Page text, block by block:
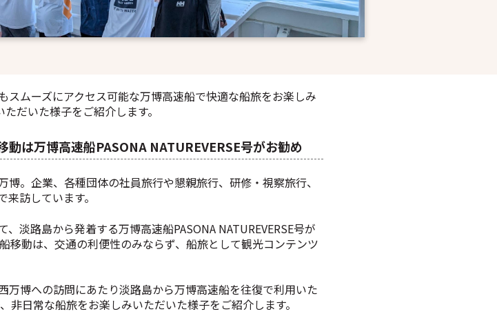
ムーズにアクセス可能な万博高速船で快適な船旅をお楽しみ
だいた様子をご紹介します。
は万博高速船PASONA NATUREVERSE号がお勧め
博。企業、各種団体の社員旅行や懇親旅行、研修・視察旅行、
訪しています。
淡路島から発着する万博高速船PASONA NATUREVERSE号が
移動は、交通の利便性のみならず、船旅として観光コンテンツ
博への訪問にあたり淡路島から万博高速船を往復で利用いた
非日常な船旅をお楽しみいただいた様子をご紹介します。